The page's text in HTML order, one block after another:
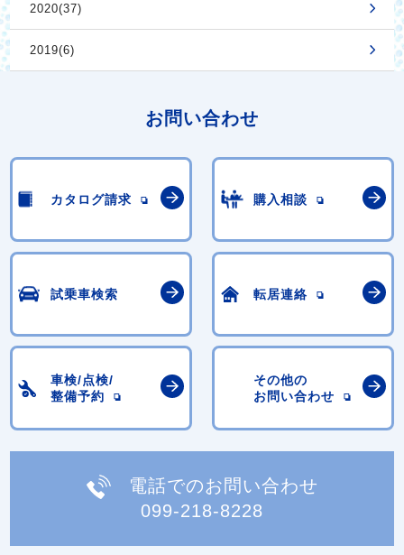
2020(37)
2019(6)
お問い合わせ
カタログ請求 購入相談
試乗車検索 転居連絡
車検/点検/
整備予約
その他の
お問い合わせ
電話でのお問い合わせ
099-218-8228